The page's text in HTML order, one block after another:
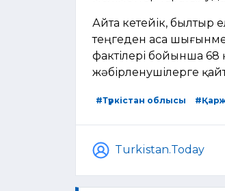
Айта кетейік, былтыр
теңгеден аса
фактілері бойынша 68
жәбірленушілерге
#Түркістан облысы
Turkistan.Today